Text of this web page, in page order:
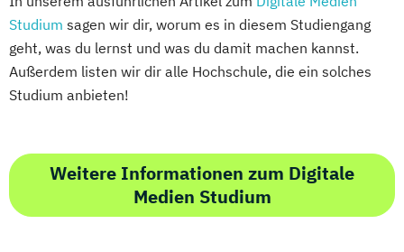
Studium sagen wir dir, worum es in diesem Studiengang
geht, was du lernst und was du damit machen kannst.
Außerdem listen wir dir alle Hochschule, die ein solches
Studium anbieten!
Weitere Informationen zum Digitale
Medien Studium